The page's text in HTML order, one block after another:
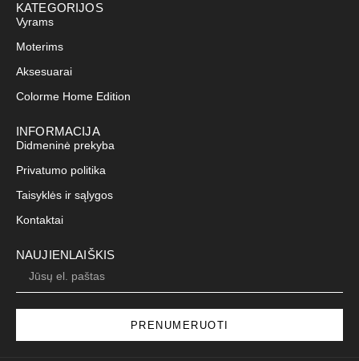
KATEGORIJOS
Vyrams
Moterims
Aksesuarai
Colorme Home Edition
INFORMACIJA
Didmeninė prekyba
Privatumo politika
Taisyklės ir sąlygos
Kontaktai
NAUJIENLAIŠKIS
PRENUMERUOTI